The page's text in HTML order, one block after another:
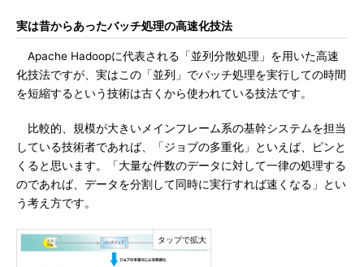
実は昔からあったバッチ処理の高速化技法
Apache Hadoopに代表される「並列分散処理」を用いた高速
化技法ですが、実はこの「並列」でバッチ処理を実行しての時間
を短縮するという技術は古くから使われている技法です。
比較的、規模が大きいメインフレーム系の基幹システムを担当
している技術者であれば、「ジョブの多重化」といえば、ピンと
くると思います。「大量な件数のデータに対して一律の処理する
のであれば、データを分割して同時に実行すれば速くなる」とい
う考え方です。